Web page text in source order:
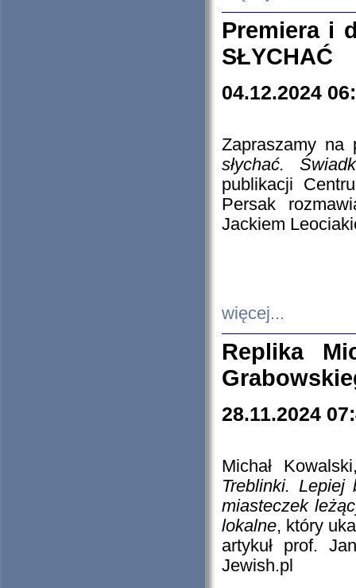
Premiera i
SŁYCHAĆ
04.12.2024
Zapraszamy
słychać.
publikacji
Persak
Jackiem
więcej...
Replika
28.11.2024
Michał
Treblinki. Lepiej
miasteczek
lokalne, który
artykuł prof.
Jewish.pl